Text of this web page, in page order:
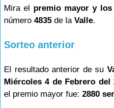
Mira el premio mayor y
número 4835 de la Valle.
Sorteo anterior
El resultado anterior de su
Miércoles 4 de Febrero del
el premio mayor fue: 2880